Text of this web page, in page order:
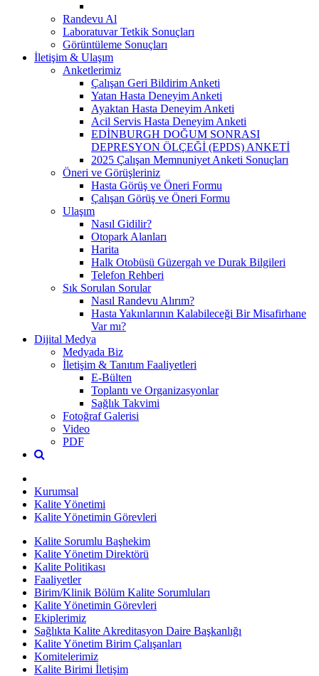
Randevu Al
Laboratuvar Tetkik Sonuçları
Görüntüleme Sonuçları
İletişim & Ulaşım
Anketlerimiz
Çalışan Geri Bildirim Anketi
Yatan Hasta Deneyim Anketi
Ayaktan Hasta Deneyim Anketi
Acil Servis Hasta Deneyim Anketi
EDİNBURGH DOĞUM SONRASI
DEPRESYON ÖLÇEĞİ (EPDS) ANKETİ
2025 Çalışan Memnuniyet Anketi Sonuçları
Öneri ve Görüşleriniz
Hasta Görüş ve Öneri Formu
Çalışan Görüş ve Öneri Formu
Ulaşım
Nasıl Gidilir?
Otopark Alanları
Harita
Halk Otobüsü Güzergah ve Durak Bilgileri
Telefon Rehberi
Sık Sorulan Sorular
Nasıl Randevu Alırım?
Hasta Yakınlarının Kalabileceği Bir Misafirhane
Var mı?
Dijital Medya
Medyada Biz
İletişim & Tanıtım Faaliyetleri
E-Bülten
Toplantı ve Organizasyonlar
Sağlık Takvimi
Fotoğraf Galerisi
Video
PDF
Kurumsal
Kalite Yönetimi
Kalite Yönetimin Görevleri
Kalite Sorumlu Başhekim
Kalite Yönetim Direktörü
Kalite Politikası
Faaliyetler
Birim/Klinik Bölüm Kalite Sorumluları
Kalite Yönetimin Görevleri
Ekiplerimiz
Sağlıkta Kalite Akreditasyon Daire Başkanlığı
Kalite Yönetim Birim Çalışanları
Komitelerimiz
Kalite Birimi İletişim